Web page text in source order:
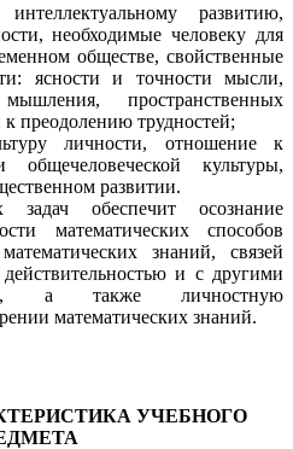
интеллектуальному развитию,
необходимые человеку для
обществе, свойственные
ясности и точности мысли,
пространственных
преодолению трудностей;
личности, отношение к
культуры,
развитии.
задач обеспечит осознание
математических способов
математических знаний,связей
и с другими
а также личностную
математических знаний.
УЧЕБНОГО